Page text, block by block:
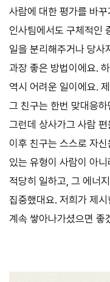
사람에 대한 평가를 바
인사팀에서도 구체적인
일을 분리해주거나 당사
과장 좋은 방법이에요.
역시 어려운 일이에요.
그 친구는 한번 맞대응
그런데 상사가그 사람
이후 친구는 스스로 자
있는 유형이 사람이 아
적당히 일하고, 그 에너
집중했대요. 저희가 제
계속 쌓아나가셨으면 좋